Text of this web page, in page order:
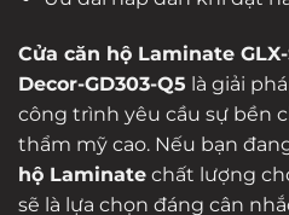
Cửa căn hộ Laminate
Decor-GD303-Q5 là giải
công trình yêu cầu sự bền
thẩm mỹ cao. Nếu bạn
hộ Laminate chất lượng
sẽ là lựa chọn đáng cân